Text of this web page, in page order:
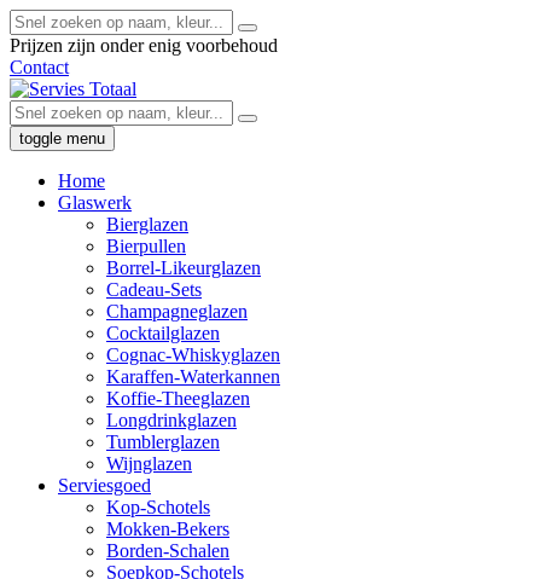
Prijzen zijn onder enig voorbehoud
Contact
toggle menu
Home
Glaswerk
Bierglazen
Bierpullen
Borrel-Likeurglazen
Cadeau-Sets
Champagneglazen
Cocktailglazen
Cognac-Whiskyglazen
Karaffen-Waterkannen
Koffie-Theeglazen
Longdrinkglazen
Tumblerglazen
Wijnglazen
Serviesgoed
Kop-Schotels
Mokken-Bekers
Borden-Schalen
Soepkop-Schotels